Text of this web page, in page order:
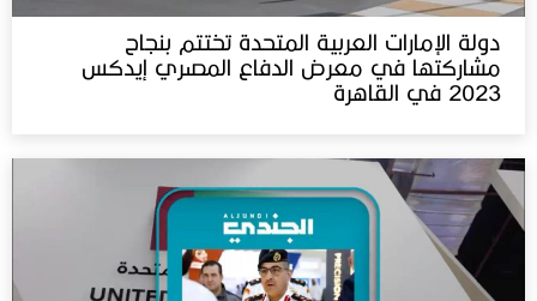
دولة الإمارات العربية المتحدة تختتم بنجاح
مشاركتها في معرض الدفاع المصري إيدكس
2023 في القاهرة